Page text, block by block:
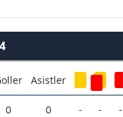
Asistler
0 0 - - -